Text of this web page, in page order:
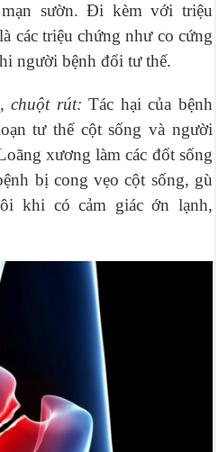
sườn. Đi kèm với triệu
các triệu chứng như co cứng
người bệnh đổi tư thế.
chuột rút:Tác hại của bệnh
tư thế cột sống và người
xương làm các đốt sống
bị cong vẹo cột sống, gù
khi có cảm giác ớn lạnh,